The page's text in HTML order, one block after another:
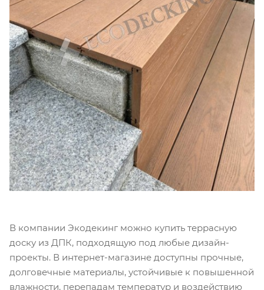
В компании Экодекинг можно купить террасную
доску из ДПК, подходящую под любые дизайн-
проекты. В интернет-магазине доступны прочные,
долговечные материалы, устойчивые к повышенной
влажности, перепадам температур и воздействию